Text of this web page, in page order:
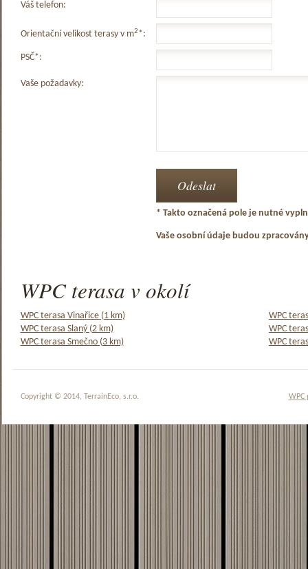
Váš telefon:
Orientační velikost terasy v m2*:
PSČ*:
Vaše požadavky:
* Takto označená pole je nutné
Vaše osobní údaje budou
WPC terasa v okolí
WPC terasa Vinařice (1 km)
WPC
WPC terasa Slaný (2 km)
WPC
WPC terasa Smečno (3 km)
WPC
WPC
Copyright © 2014, TerrainEco, s.r.o.